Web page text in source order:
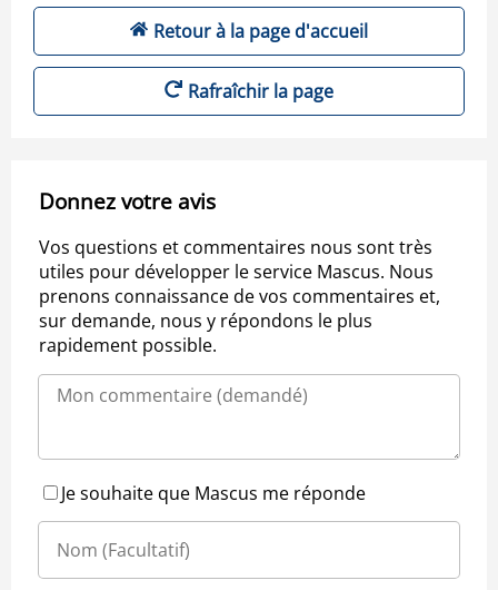
Retour à la page d'accueil
Rafraîchir la page
Donnez votre avis
Vos questions et commentaires nous sont très
utiles pour développer le service Mascus. Nous
prenons connaissance de vos commentaires et,
sur demande, nous y répondons le plus
rapidement possible.
Je souhaite que Mascus me réponde